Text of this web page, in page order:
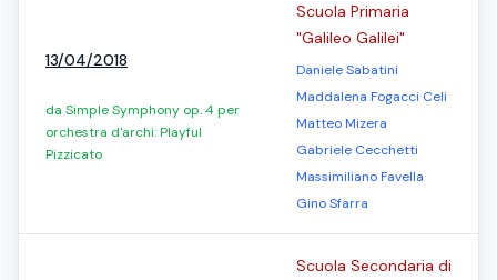
13/04/2018
da Simple Symphony op. 4 per
orchestra d'archi: Playful
Pizzicato
Scuola Primaria
"Galileo Galilei"
Daniele Sabatini
Maddalena Fogacci Celi
Matteo Mizera
Gabriele Cecchetti
Massimiliano Favella
Gino Sfarra
Scuola Secondaria di